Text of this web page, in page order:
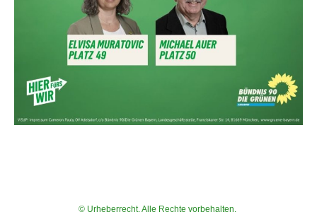
© Urheberrecht. Alle Rechte vorbehalten.